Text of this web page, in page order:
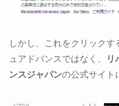
しかし、これをクリック
ュアドバンスではなく、
リ
ンスジャパンの公式サイト